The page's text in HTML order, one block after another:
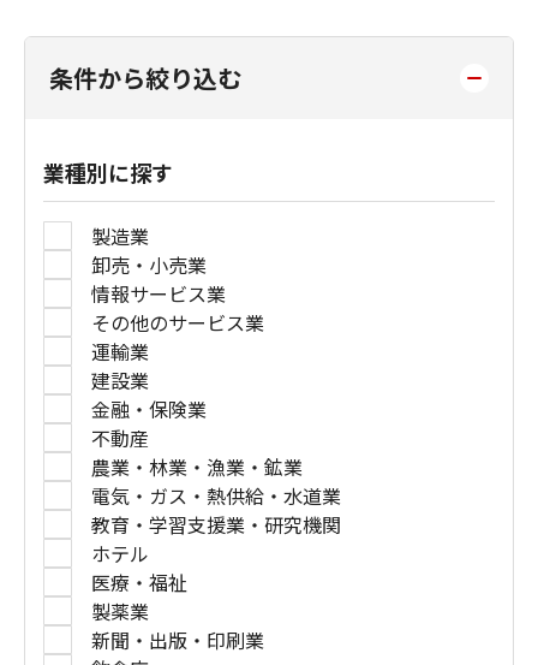
条件から絞り込む
業種別に探す
製造業
卸売・小売業
情報サービス業
その他のサービス業
運輸業
建設業
金融・保険業
不動産
農業・林業・漁業・鉱業
電気・ガス・熱供給・水道業
教育・学習支援業・研究機関
ホテル
医療・福祉
製薬業
新聞・出版・印刷業